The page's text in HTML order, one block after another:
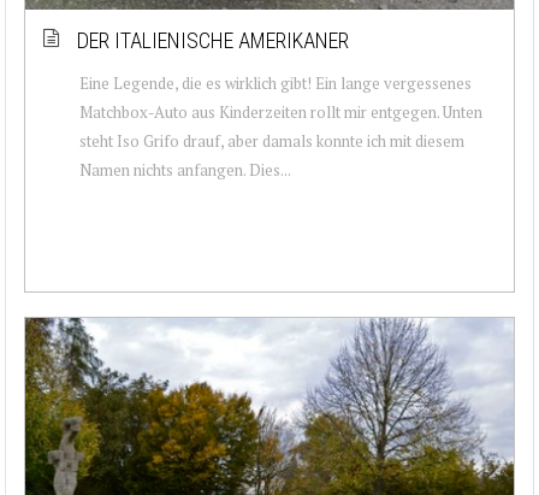
DER ITALIENISCHE AMERIKANER
Eine Legende, die es wirklich gibt! Ein lange vergessenes
Matchbox-Auto aus Kinderzeiten rollt mir entgegen. Unten
steht Iso Grifo drauf, aber damals konnte ich mit diesem
Namen nichts anfangen. Dies...